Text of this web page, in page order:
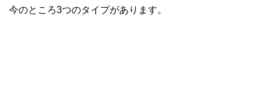
今のところ3つのタイプがあります。